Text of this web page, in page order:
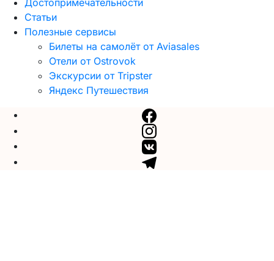
Достопримечательности
Статьи
Полезные сервисы
Билеты на самолёт от Aviasales
Отели от Ostrovok
Экскурсии от Tripster
Яндекс Путешествия